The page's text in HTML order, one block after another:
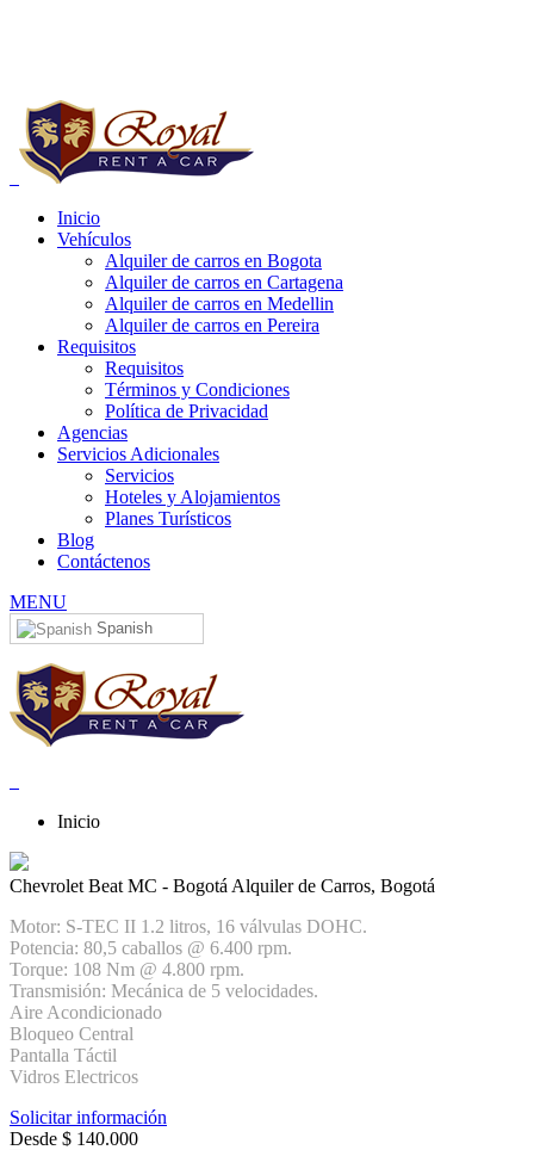
bogota precios, alquiler de carros bogota para uber, alquiler de
Inicio
Vehículos
Alquiler de carros en Bogota
Alquiler de carros en Cartagena
Alquiler de carros en Medellin
Alquiler de carros en Pereira
Requisitos
Requisitos
Términos y Condiciones
Política de Privacidad
Agencias
Servicios Adicionales
Servicios
Hoteles y Alojamientos
Planes Turísticos
Blog
Contáctenos
MENU
Spanish
Inicio
Chevrolet Beat MC - Bogotá Alquiler de Carros, Bogotá
Motor: S-TEC II 1.2 litros, 16 válvulas DOHC.
Potencia: 80,5 caballos @ 6.400 rpm.
Torque: 108 Nm @ 4.800 rpm.
Transmisión: Mecánica de 5 velocidades.
Aire Acondicionado
Bloqueo Central
Pantalla Táctil
Vidros Electricos
Solicitar información
Desde $ 140.000